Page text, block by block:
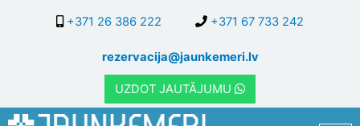
основному
содержанию
+371 26 386 222 +371 67 733 242
rezervacija@jaunkemeri.lv
UZDOT JAUTĀJUMU